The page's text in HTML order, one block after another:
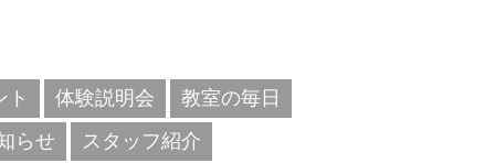
ト 体験説明会
教室の毎日
らせ
スタッフ紹介